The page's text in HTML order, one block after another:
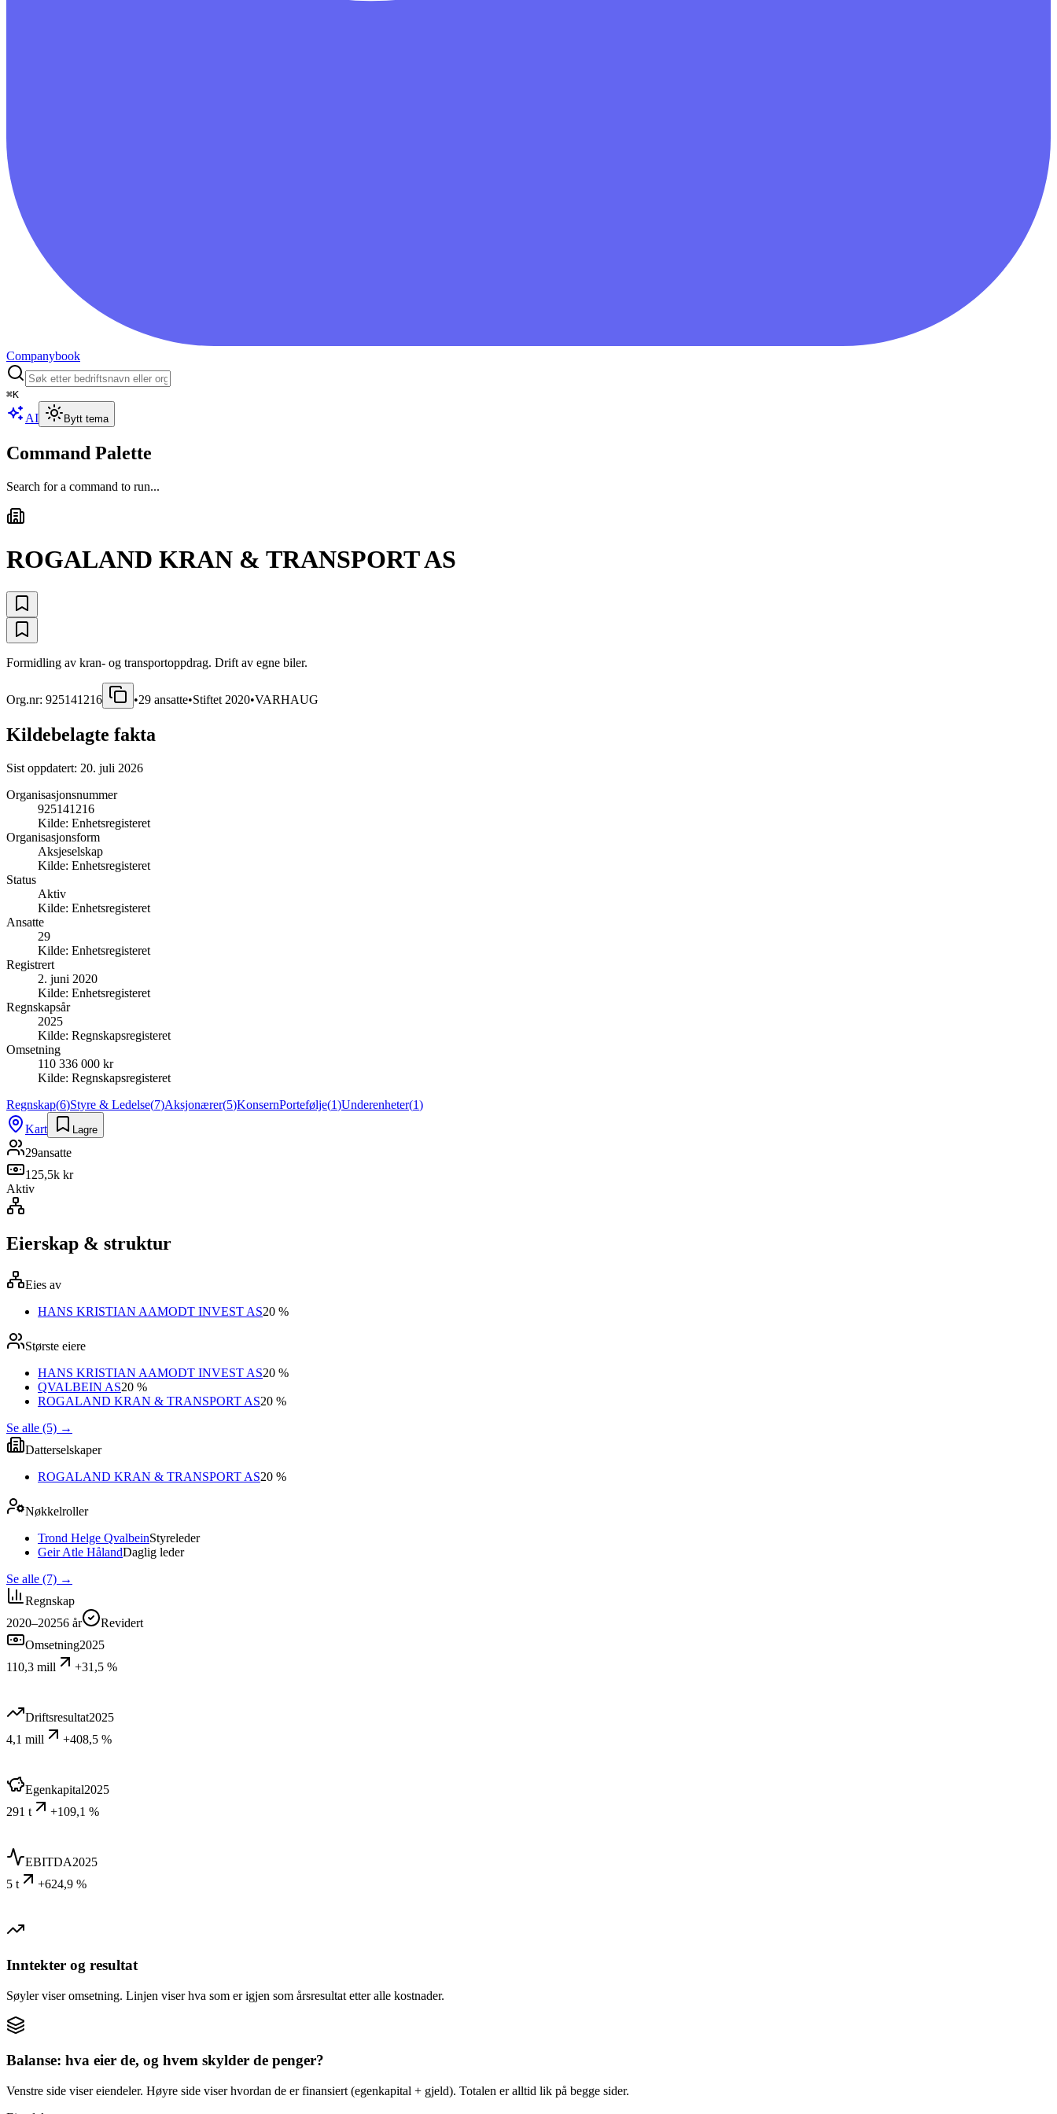
Companybook
⌘K
AI Bytt tema
Command Palette
Search for a command to run...
ROGALAND KRAN & TRANSPORT AS
Formidling av kran- og transportoppdrag. Drift av egne biler.
Org.nr: 925141216 •29 ansatte•Stiftet 2020•VARHAUG
Kildebelagte fakta
Sist oppdatert: 20. juli 2026
Organisasjonsnummer
925141216
Kilde: Enhetsregisteret
Organisasjonsform
Aksjeselskap
Kilde: Enhetsregisteret
Status
Aktiv
Kilde: Enhetsregisteret
Ansatte
29
Kilde: Enhetsregisteret
Registrert
2. juni 2020
Kilde: Enhetsregisteret
Regnskapsår
2025
Kilde: Regnskapsregisteret
Omsetning
110 336 000 kr
Kilde: Regnskapsregisteret
Regnskap(6)Styre & Ledelse(7)Aksjonærer(5)KonsernPortefølje(1)Underenheter(1)
Kart
Lagre
29ansatte
125,5k kr
Aktiv
Eierskap & struktur
Eies av
HANS KRISTIAN AAMODT INVEST AS20 %
Største eiere
HANS KRISTIAN AAMODT INVEST AS20 %
QVALBEIN AS20 %
ROGALAND KRAN & TRANSPORT AS20 %
Se alle (5) →
Datterselskaper
ROGALAND KRAN & TRANSPORT AS20 %
Nøkkelroller
Trond Helge QvalbeinStyreleder
Geir Atle HålandDaglig leder
Se alle (7) →
Regnskap
2020–20256 år
Revidert
Omsetning2025
110,3 mill
+31,5 %
Driftsresultat2025
4,1 mill
+408,5 %
Egenkapital2025
291 t
+109,1 %
EBITDA2025
5 t
+624,9 %
Inntekter og resultat
Søyler viser omsetning. Linjen viser hva som er igjen som årsresultat etter alle kostnader.
Balanse: hva eier de, og hvem skylder de penger?
Venstre side viser eiendeler. Høyre side viser hvordan de er finansiert (egenkapital + gjeld). Totalen er alltid lik på begge sider.